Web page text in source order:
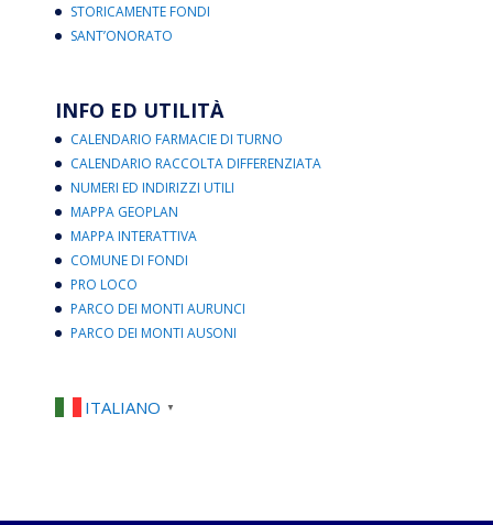
STORICAMENTE FONDI
SANT’ONORATO
INFO ED UTILITÀ
CALENDARIO FARMACIE DI TURNO
CALENDARIO RACCOLTA DIFFERENZIATA
NUMERI ED INDIRIZZI UTILI
MAPPA GEOPLAN
MAPPA INTERATTIVA
COMUNE DI FONDI
PRO LOCO
PARCO DEI MONTI AURUNCI
PARCO DEI MONTI AUSONI
ITALIANO ▼